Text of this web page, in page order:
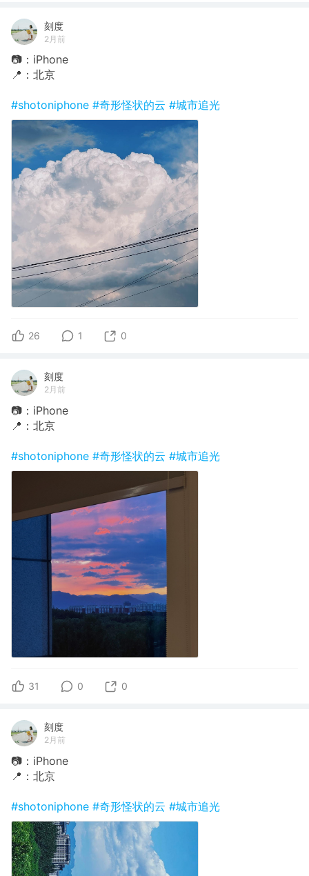
刻度
2月前
📷：iPhone
📍：北京
#shotoniphone #奇形怪状的云 #城市追光
26 1 0
刻度
2月前
📷：iPhone
📍：北京
#shotoniphone #奇形怪状的云 #城市追光
31 0 0
刻度
2月前
📷：iPhone
📍：北京
#shotoniphone #奇形怪状的云 #城市追光